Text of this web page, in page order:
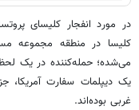
در مورد انفجار کلیسای
کلیسا در منطقه مجموعه
می‌شده؛ حمله‌کننده در یک
یک دیپلمات سفارت آمریکا،
غربی بوده‌اند.